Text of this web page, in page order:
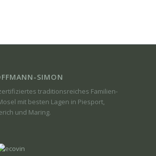
SIMON
traditionsreiches Familien-
mit besten Lagen in Piesport,
und Maring.